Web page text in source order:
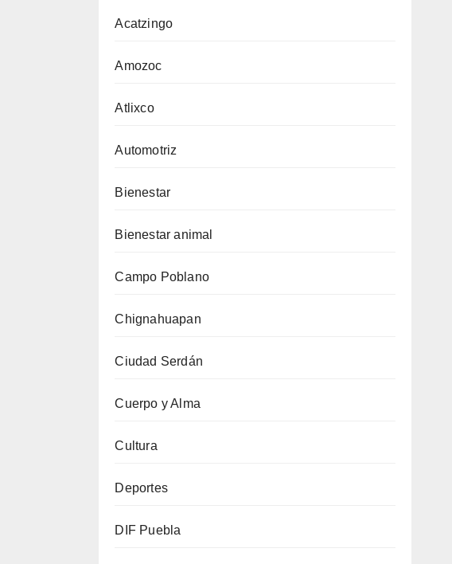
Acatzingo
Amozoc
Atlixco
Automotriz
Bienestar
Bienestar animal
Campo Poblano
Chignahuapan
Ciudad Serdán
Cuerpo y Alma
Cultura
Deportes
DIF Puebla